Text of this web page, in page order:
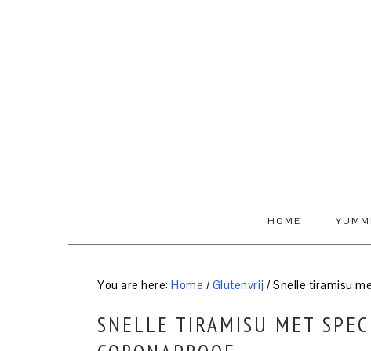
HOME
You are here: Home / Glutenvrij /Snelle tiramisu
SNELLE TIRAMISU MET